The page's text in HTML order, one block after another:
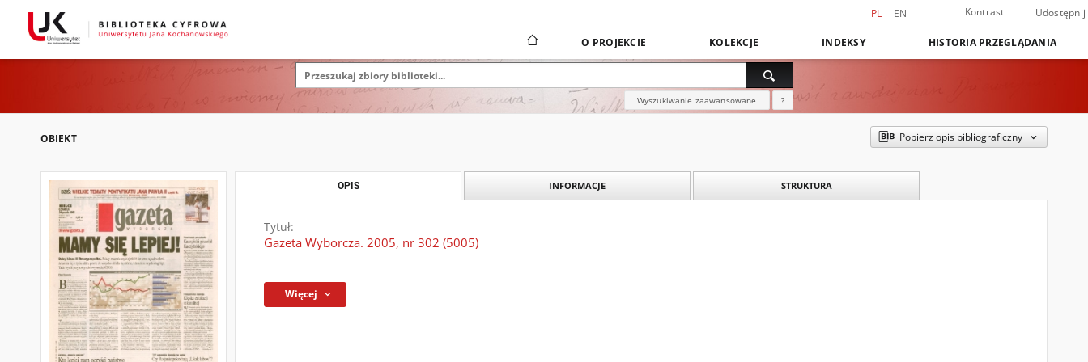
PL EN Kontrast Udostępnij
O PROJEKCIE KOLEKCJE INDEKSY HISTORIA PRZEGLĄDANIA
Wyszukiwanie zaawansowane ?
OBIEKT Pobierz opis bibliograficzny
OPIS INFORMACJE STRUKTURA
Tytuł:
Gazeta Wyborcza. 2005, nr 302 (5005)
Więcej